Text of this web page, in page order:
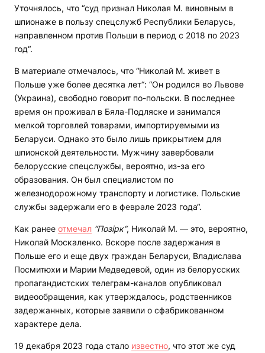
Уточнялось, что “суд признал Николая М. виновным в
шпионаже в пользу спецслужб Республики Беларусь,
направленном против Польши в период с 2018 по 2023
год“.
В материале отмечалось, что “Николай М. живет в
Польше уже более десятка лет“: “Он родился во Львове
(Украина), свободно говорит по-польски. В последнее
время он проживал в Бяла-Подляске и занимался
мелкой торговлей товарами, импортируемыми из
Беларуси. Однако это было лишь прикрытием для
шпионской деятельности. Мужчину завербовали
белорусские спецслужбы, вероятно, из-за его
образования. Он был специалистом по
железнодорожному транспорту и логистике. Польские
службы задержали его в феврале 2023 года“.
Как ранее отмечал “Позірк“, Николай М. — это, вероятно,
Николай Москаленко. Вскоре после задержания в
Польше его и еще двух граждан Беларуси, Владислава
Посмитюхи и Марии Медведевой, один из белорусских
пропагандистских телеграм-каналов опубликовал
видеообращения, как утверждалось, родственников
задержанных, которые заявили о сфабрикованном
характере дела.
19 декабря 2023 года стало известно, что этот же суд